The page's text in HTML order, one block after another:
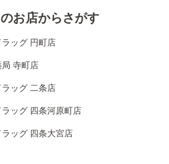
お店からさがす
ッグ 円町店
寺町店
ッグ 二条店
ッグ 四条河原町店
ッグ 四条大宮店